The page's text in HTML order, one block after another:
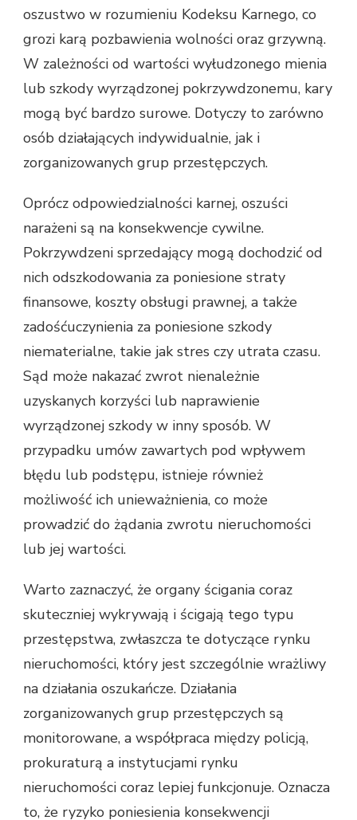
oszustwo w rozumieniu Kodeksu Karnego, co
grozi karą pozbawienia wolności oraz grzywną.
W zależności od wartości wyłudzonego mienia
lub szkody wyrządzonej pokrzywdzonemu, kary
mogą być bardzo surowe. Dotyczy to zarówno
osób działających indywidualnie, jak i
zorganizowanych grup przestępczych.
Oprócz odpowiedzialności karnej, oszuści
narażeni są na konsekwencje cywilne.
Pokrzywdzeni sprzedający mogą dochodzić od
nich odszkodowania za poniesione straty
finansowe, koszty obsługi prawnej, a także
zadośćuczynienia za poniesione szkody
niematerialne, takie jak stres czy utrata czasu.
Sąd może nakazać zwrot nienależnie
uzyskanych korzyści lub naprawienie
wyrządzonej szkody w inny sposób. W
przypadku umów zawartych pod wpływem
błędu lub podstępu, istnieje również
możliwość ich unieważnienia, co może
prowadzić do żądania zwrotu nieruchomości
lub jej wartości.
Warto zaznaczyć, że organy ścigania coraz
skuteczniej wykrywają i ścigają tego typu
przestępstwa, zwłaszcza te dotyczące rynku
nieruchomości, który jest szczególnie wrażliwy
na działania oszukańcze. Działania
zorganizowanych grup przestępczych są
monitorowane, a współpraca między policją,
prokuraturą a instytucjami rynku
nieruchomości coraz lepiej funkcjonuje. Oznacza
to, że ryzyko poniesienia konsekwencji